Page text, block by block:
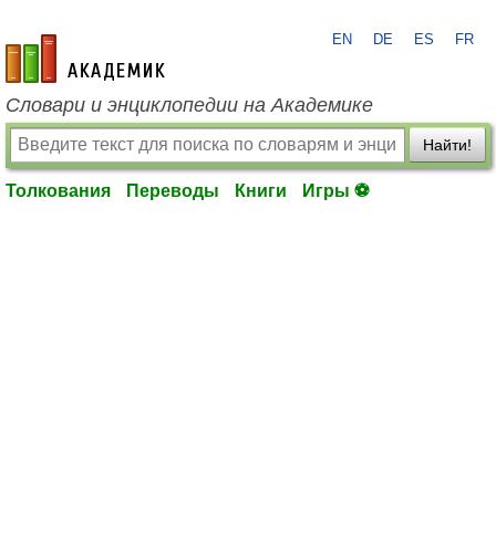
academic.ru
EN DE ES FR
Словари и энциклопедии на Академике
Найти!
Толкования Переводы Книги Игры ⚽